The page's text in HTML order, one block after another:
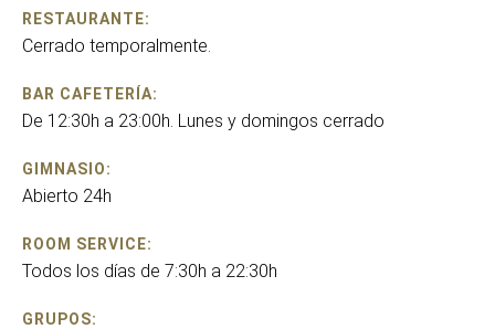
RESTAURANTE:
Cerrado temporalmente.
BAR CAFETERÍA:
De 12:30h a 23:00h. Lunes y domingos cerrado
GIMNASIO:
Abierto 24h
ROOM SERVICE:
Todos los días de 7:30h a 22:30h
GRUPOS: